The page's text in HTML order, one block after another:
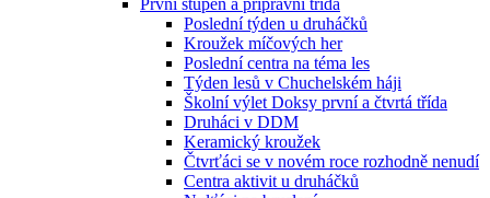
První stupeň a přípravní třída
Poslední týden u druháčků
Kroužek míčových her
Poslední centra na téma les
Týden lesů v Chuchelském háji
Školní výlet Doksy první a čtvrtá třída
Druháci v DDM
Keramický kroužek
Čtvrťáci se v novém roce rozhodně nenudí
Centra aktivit u druháčků